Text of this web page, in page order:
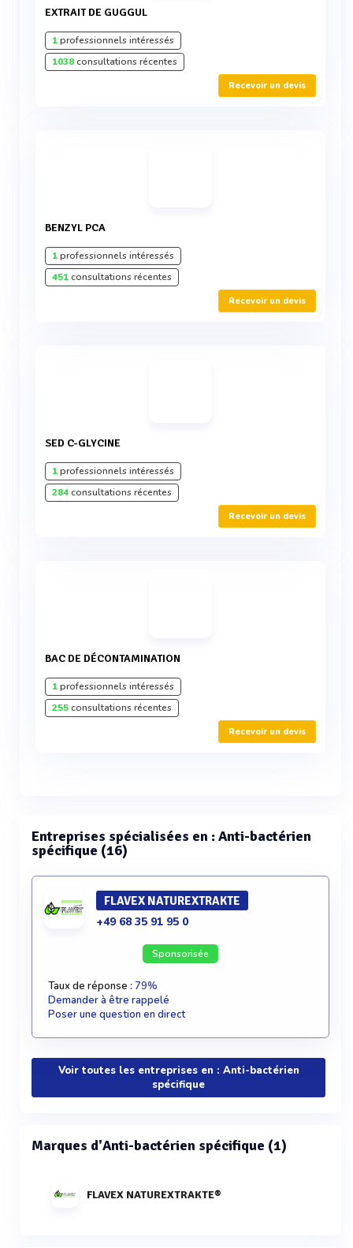
EXTRAIT DE GUGGUL
1professionnels intéressés
1038consultations récentes
Recevoir un devis
BENZYL PCA
1professionnels intéressés
451consultations récentes
Recevoir un devis
SED C-GLYCINE
1professionnels intéressés
284consultations récentes
Recevoir un devis
BAC DE DÉCONTAMINATION
1professionnels intéressés
255consultations récentes
Recevoir un devis
Entreprises spécialisées en : Anti-bactérien
spécifique (16)
FLAVEX NATUREXTRAKTE
+49 68 35 91 95 0
Sponsorisée
Taux de réponse : 79%
Demander à être rappelé
Poser une question en direct
Voir toutes les entreprises en : Anti-bactérien
spécifique
Marques d'Anti-bactérien spécifique (1)
FLAVEX NATUREXTRAKTE®